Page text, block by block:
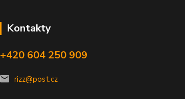
Kontakty
+420 604 250 909
rizz@post.cz